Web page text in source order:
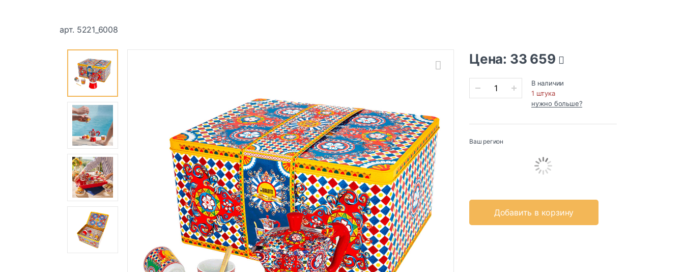
арт. 5221_6008
Цена: 33 659
В наличии
1 штука
нужно больше?
Ваш регион
Добавить в корзину